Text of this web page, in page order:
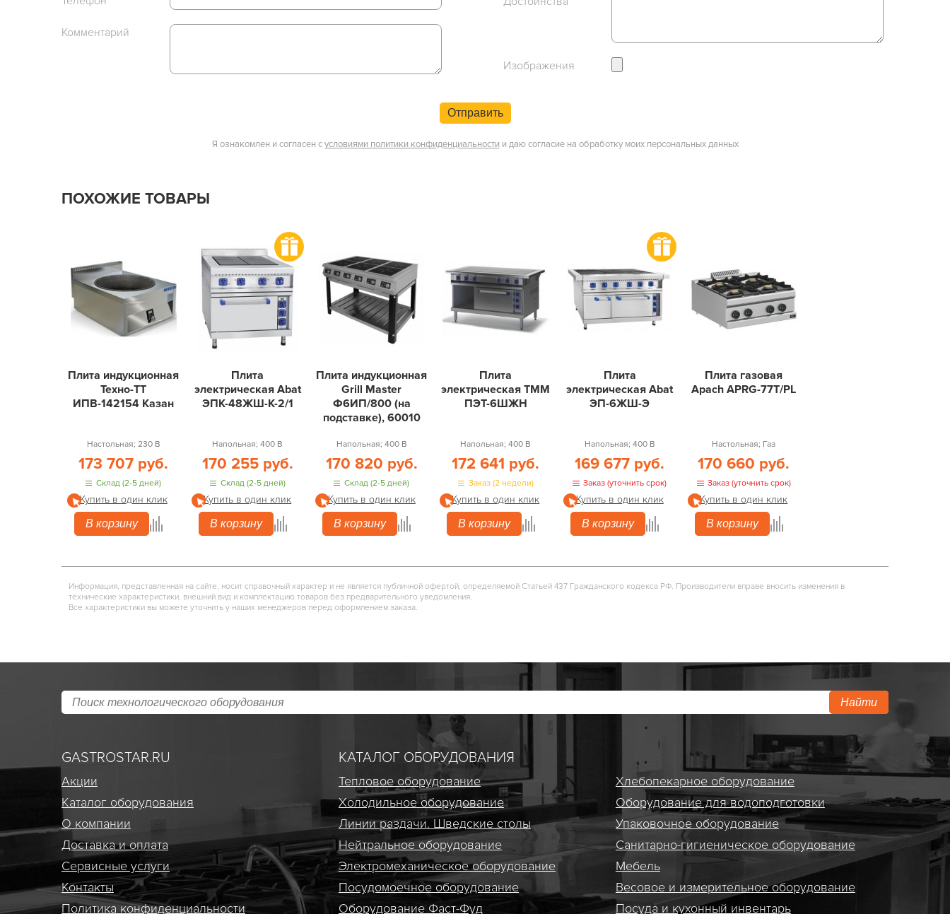
Комментарий
Изображения
Отправить
Я ознакомлен и согласен сусловиями политики конфиденциальности и даю согласие на обработку моих персональных данных
ПОХОЖИЕ ТОВАРЫ
Плита индукционная
Техно-ТТ
ИПВ-142154 Казан
Настольная; 230 В
173 707 руб.
Склад (2-5 дней)
Купить в один клик
В корзину
Плита
электрическая Abat
ЭПК-48ЖШ-К-2/1
Напольная; 400 В
170 255 руб.
Склад (2-5 дней)
Купить в один клик
В корзину
Плита индукционная
Grill Master
Ф6ИП/800 (на
подставке), 60010
Напольная; 400 В
170 820 руб.
Склад (2-5 дней)
Купить в один клик
В корзину
Плита
электрическая ТММ
ПЭТ-6ШЖН
Напольная; 400 В
172 641 руб.
Заказ (2 недели)
Купить в один клик
В корзину
Плита
электрическая Abat
ЭП-6ЖШ-Э
Напольная; 400 В
169 677 руб.
Заказ (уточнить срок)
Купить в один клик
В корзину
Плита газовая
Apach APRG-77T/PL
Настольная; Газ
170 660 руб.
Заказ (уточнить срок)
Купить в один клик
В корзину
Информация, представленная на сайте, носит справочный характер и не является публичной офертой, определяемой Статьей 437 Гражданского кодекса РФ. Производители вправе вносить изменения в
технические характеристики, внешний вид и комплектацию товаров без предварительного уведомления.
Все характеристики вы можете уточнить у наших менеджеров перед оформлением заказа.
Найти
GASTROSTAR.RU
Акции
Каталог оборудования
О компании
Доставка и оплата
Сервисные услуги
Контакты
Политика конфиденциальности
КАТАЛОГ ОБОРУДОВАНИЯ
Тепловое оборудование
Холодильное оборудование
Линии раздачи. Шведские столы
Нейтральное оборудование
Электро­механическое оборудование
Посудомоечное оборудование
Оборудование Фаст-Фуд
Хлебопекарное оборудование
Оборудование для водоподготовки
Упаковочное оборудование
Санитарно-гигиеническое оборудование
Мебель
Весовое и измерительное оборудование
Посуда и кухонный инвентарь